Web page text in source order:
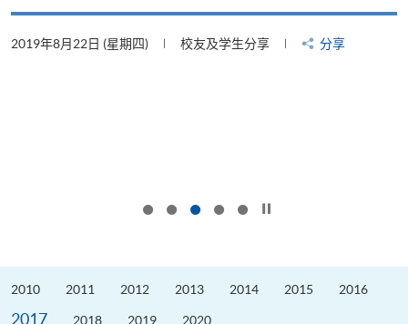
2019年8月22日 (星期四) 校友及学生分享 分享
2010 2011 2012 2013 2014 2015 2016
2017 2018 2019 2020